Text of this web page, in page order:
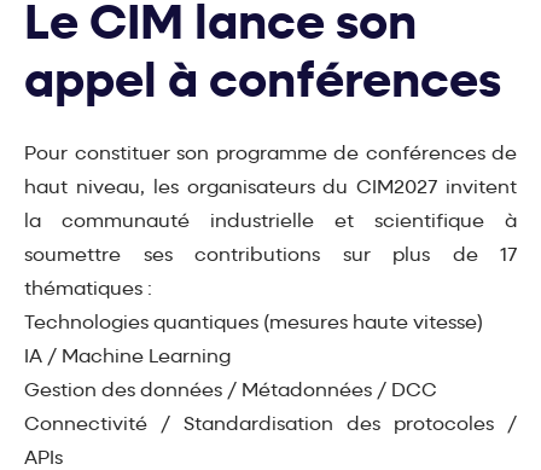
Le CIM lance son
appel à conférences
Pour constituer son programme de conférences de
haut niveau, les organisateurs du CIM2027 invitent
la communauté industrielle et scientifique à
soumettre ses contributions sur plus de 17
thématiques :
Technologies quantiques (mesures haute vitesse)
IA / Machine Learning
Gestion des données / Métadonnées / DCC
Connectivité / Standardisation des protocoles /
APIs